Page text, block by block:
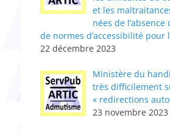
et les
nées de
de normes d’accessibilité pour
22 décembre 2023
Ministère du
très difficilement
« redirections
23 novembre 2023